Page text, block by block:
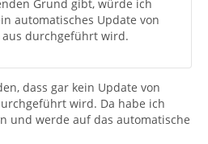
Grund gibt, würde ich
automatisches Update von
durchgeführt wird.
dass gar kein Update von
wird. Da habe ich
und werde auf das automatische